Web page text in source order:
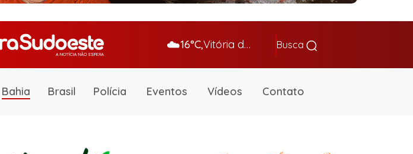
☁️16°C, Vitória da Conq… Busca
Bahia Brasil Polícia Eventos Vídeos Contato